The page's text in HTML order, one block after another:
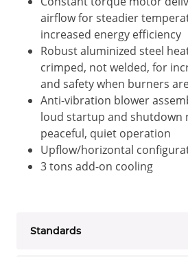
airflow for steadier
increased energy efficiency
Robust aluminized steel
crimped, not welded, for
and safety when burners
Anti-vibration blower
loud startup and shutdown
peaceful, quiet operation
Upflow/horizontal
3 tons add-on cooling
Standards